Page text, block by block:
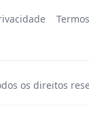
os direitos